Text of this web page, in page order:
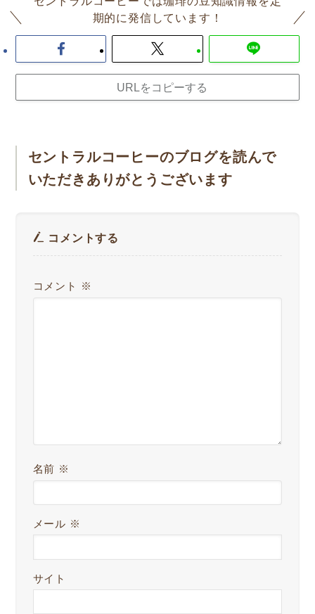
期的に発信しています！
URLをコピーする
セントラルコーヒーのブログを読んで
いただきありがとうございます
コメントする
コメント ※
名前 ※
メール ※
サイト